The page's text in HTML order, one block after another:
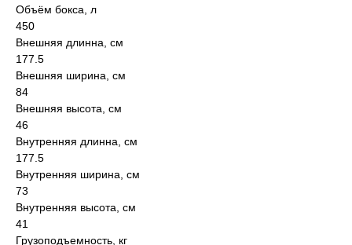
Объём бокса, л
450
Внешняя длинна, см
177.5
Внешняя ширина, см
84
Внешняя высота, см
46
Внутренняя длинна, см
177.5
Внутренняя ширина, см
73
Внутренняя высота, см
41
Грузоподъемность, кг